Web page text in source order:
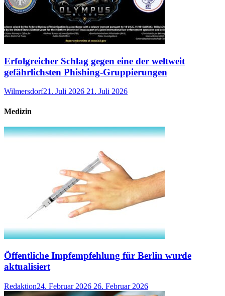
Erfolgreicher Schlag gegen eine der weltweit
gefährlichsten Phishing-Gruppierungen
Wilmersdorf21. Juli 2026 21. Juli 2026
Medizin
Öffentliche Impfempfehlung für Berlin wurde
aktualisiert
Redaktion24. Februar 2026 26. Februar 2026